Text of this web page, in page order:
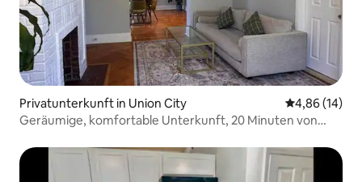
Privatunterkunft in Union City
4,86 (14)
Geräumige, komfortable Unterkunft, 20 Minuten von